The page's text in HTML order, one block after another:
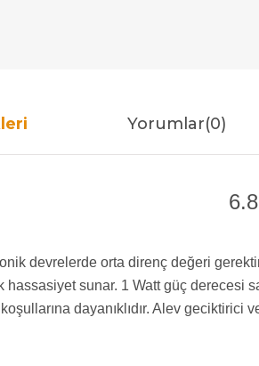
Yorumlar(0)
devrelerde orta direnç değeri
sunar. 1 Watt güç derecesi
koşullarına dayanıklıdır. Alev